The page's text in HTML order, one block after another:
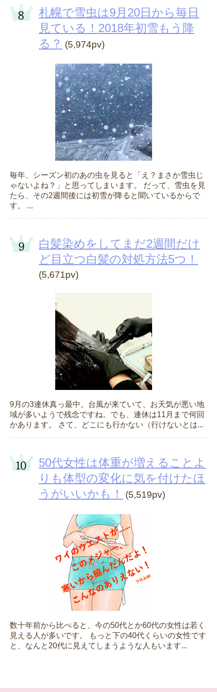
札幌で雪虫は9月20日から毎日
見ている！2018年初雪もう降
る？ (5,974pv)
毎年、シーズン初のあの虫を見ると「え？まさか雪虫じ
ゃないよね？」と思ってしまいます。 だって、雪虫を見
たら、その2週間後には初雪が降ると聞いているからで
す。 ...
白髪染めをしてまだ2週間だけ
ど目立つ白髪の対処方法5つ！
(5,671pv)
9月の3連休真っ最中。台風が来ていて、お天気が悪い地
域が多いようで残念ですね。でも、連休は11月まで何回
かあります。 さて、どこにも行かない（行けないとは...
50代女性は体重が増えることよ
りも体型の変化に気を付けたほ
うがいいかも！
(5,519pv)
数十年前から比べると、今の50代とか60代の女性は若く
見える人が多いです。 もっと下の40代くらいの女性です
と、なんと20代に見えてしまうような人もいます...